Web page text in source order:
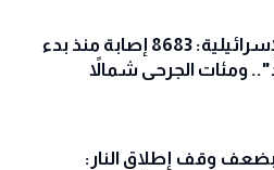
"الصحة" الإسرائيلية: 8683 إصابة منذ بدء
ومئات الجرحى شمالاً
وقف إطلاق النار: